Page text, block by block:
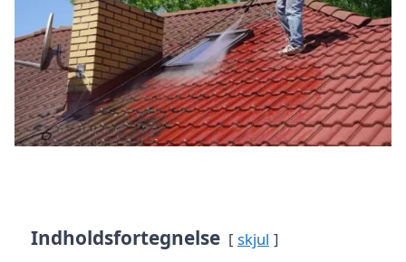
Indholdsfortegnelse skjul